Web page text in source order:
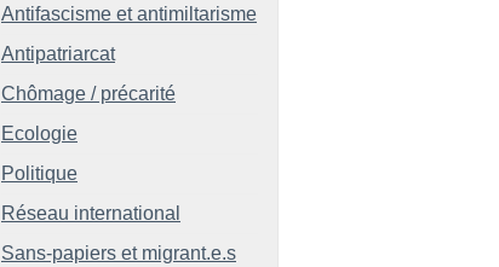
Antifascisme et antimiltarisme
Antipatriarcat
Chômage / précarité
Ecologie
Politique
Réseau international
Sans-papiers et migrant.e.s